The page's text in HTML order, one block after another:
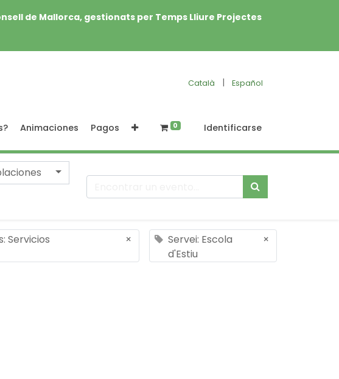
de Mallorca, gestionats per Temps Lliure Projectes
Català | Español
Animaciones Pagos 0 Identificarse
Servicios
×
Servei: Escola
d'Estiu
×